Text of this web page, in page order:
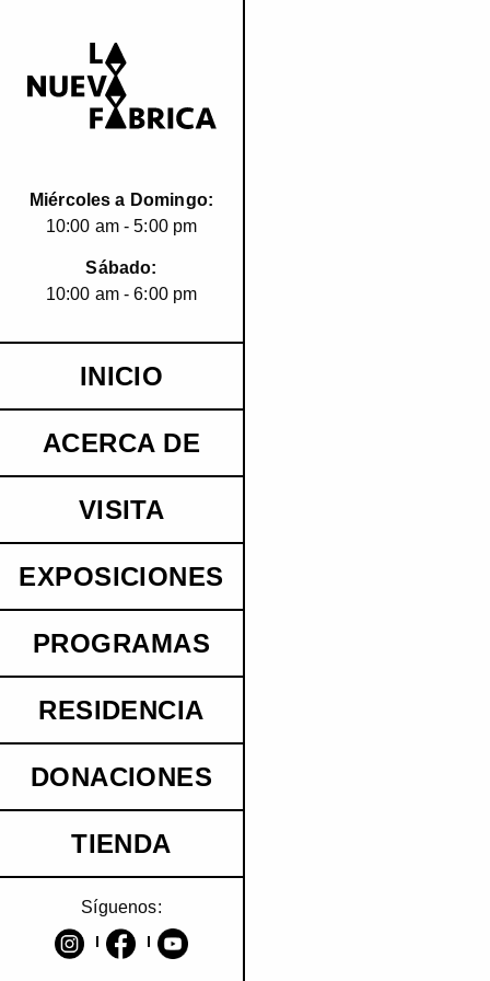
Miércoles a Domingo:
10:00 am - 5:00 pm
Sábado:
10:00 am - 6:00 pm
INICIO
ACERCA DE
VISITA
EXPOSICIONES
PROGRAMAS
RESIDENCIA
DONACIONES
TIENDA
Síguenos: